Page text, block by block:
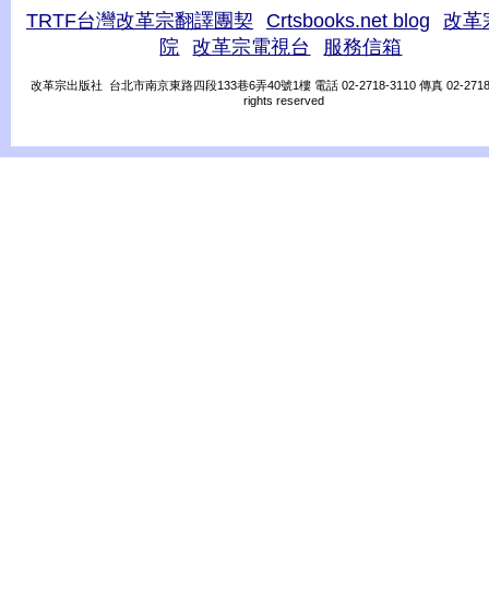
TRTF台灣改革宗翻譯團契 Crtsbooks.net blog
改革
院
改革宗電視台 服務信箱
改革宗出版社 台北市南京東路四段133巷6弄40號1樓 電話 02-2718-3110 傳真 02-
rights reserved